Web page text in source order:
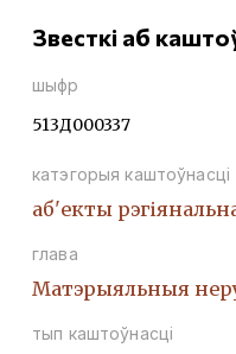
Звесткі аб
шыфр
513Д000337
катэгорыя каштоўнасці
аб'екты
глава
Матэрыяльныя
тып каштоўнасці